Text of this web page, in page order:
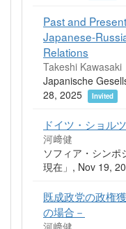
Past and
Japanese-
Relations
Takeshi Kawasaki
Japanische
28, 2025
Invited
ドイツ・ショル
河﨑健
ソフィア・シン
現在」, Nov 19,
既成政党の政権
の場合－